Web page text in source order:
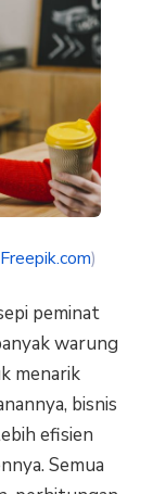
Freepik.com)
peminat
warung
menarik
bisnis
efisien
Semua